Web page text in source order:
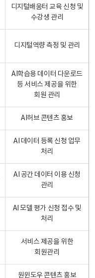
디지털배움터 교육 신청 및
수강생 관리
디지털역량 측정 및 관리
AI학습용 데이터 다운로드
등 서비스 제공을 위한
회원 관리
AI허브 콘텐츠 홍보
AI 데이터 등록 신청 업무
처리
AI 공간 데이터 이용 신청
관리
AI 모델 평가 신청 접수 및
처리
서비스 제공을 위한
회원관리
원윈도우 콘텐츠 홍보